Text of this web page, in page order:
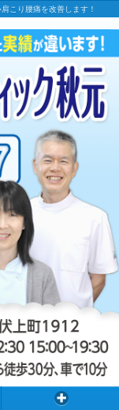
こり腰痛を改善します！